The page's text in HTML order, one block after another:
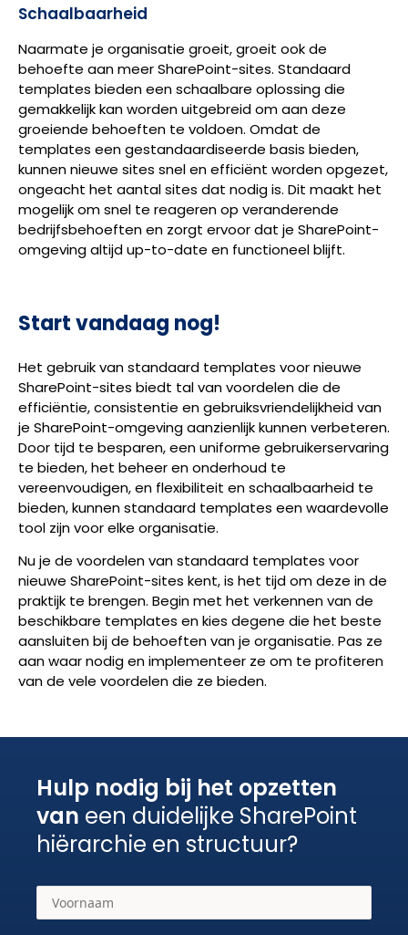
Schaalbaarheid
Naarmate je organisatie groeit, groeit ook de
behoefte aan meer SharePoint-sites. Standaard
templates bieden een schaalbare oplossing die
gemakkelijk kan worden uitgebreid om aan deze
groeiende behoeften te voldoen. Omdat de
templates een gestandaardiseerde basis bieden,
kunnen nieuwe sites snel en efficiënt worden opgezet,
ongeacht het aantal sites dat nodig is. Dit maakt het
mogelijk om snel te reageren op veranderende
bedrijfsbehoeften en zorgt ervoor dat je SharePoint-
omgeving altijd up-to-date en functioneel blijft.
Start vandaag nog!
Het gebruik van standaard templates voor nieuwe
SharePoint-sites biedt tal van voordelen die de
efficiëntie, consistentie en gebruiksvriendelijkheid van
je SharePoint-omgeving aanzienlijk kunnen verbeteren.
Door tijd te besparen, een uniforme gebruikerservaring
te bieden, het beheer en onderhoud te
vereenvoudigen, en flexibiliteit en schaalbaarheid te
bieden, kunnen standaard templates een waardevolle
tool zijn voor elke organisatie.
Nu je de voordelen van standaard templates voor
nieuwe SharePoint-sites kent, is het tijd om deze in de
praktijk te brengen. Begin met het verkennen van de
beschikbare templates en kies degene die het beste
aansluiten bij de behoeften van je organisatie. Pas ze
aan waar nodig en implementeer ze om te profiteren
van de vele voordelen die ze bieden.
Hulp nodig bij het opzetten
van een duidelijke SharePoint
hiërarchie en structuur?